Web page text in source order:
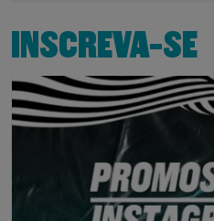
INSCREVA-SE